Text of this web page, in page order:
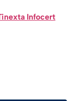
Infocert